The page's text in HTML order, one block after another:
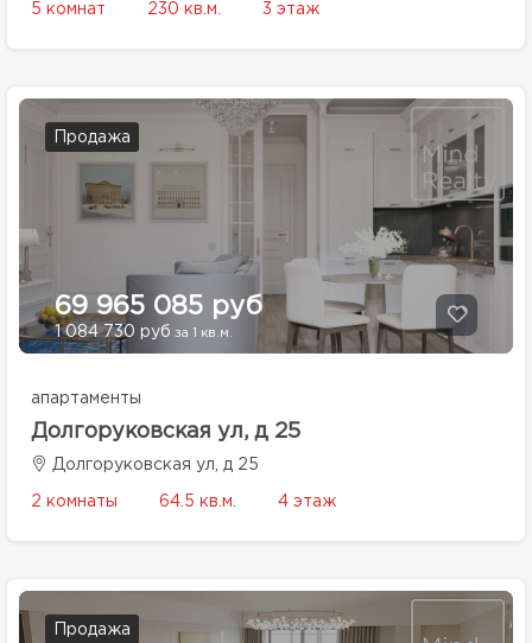
5 комнат 230 кв.м. 3 этаж
Продажа
69 965 085 руб
1 084 730 руб за 1 кв.м.
апартаменты
Долгоруковская ул, д 25
Долгоруковская ул, д 25
2 комнаты 64.5 кв.м. 4 этаж
Продажа